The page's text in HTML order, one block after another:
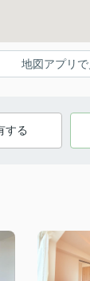
地図アプリで
する